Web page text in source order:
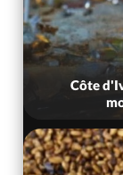
Côte